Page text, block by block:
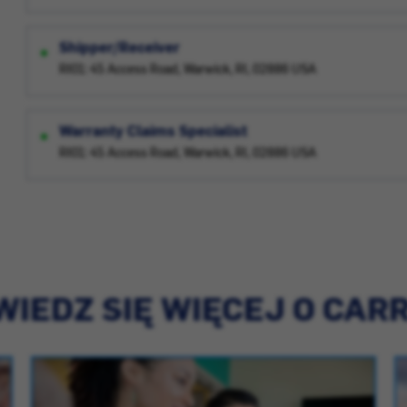
Shipper/Receiver
RI01: 45 Access Road, Warwick, RI, 02886 USA
Warranty Claims Specialist
RI01: 45 Access Road, Warwick, RI, 02886 USA
SIĘ WIĘCEJ O